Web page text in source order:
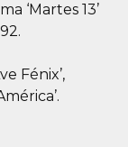
‘Martes 13’
Fénix’,